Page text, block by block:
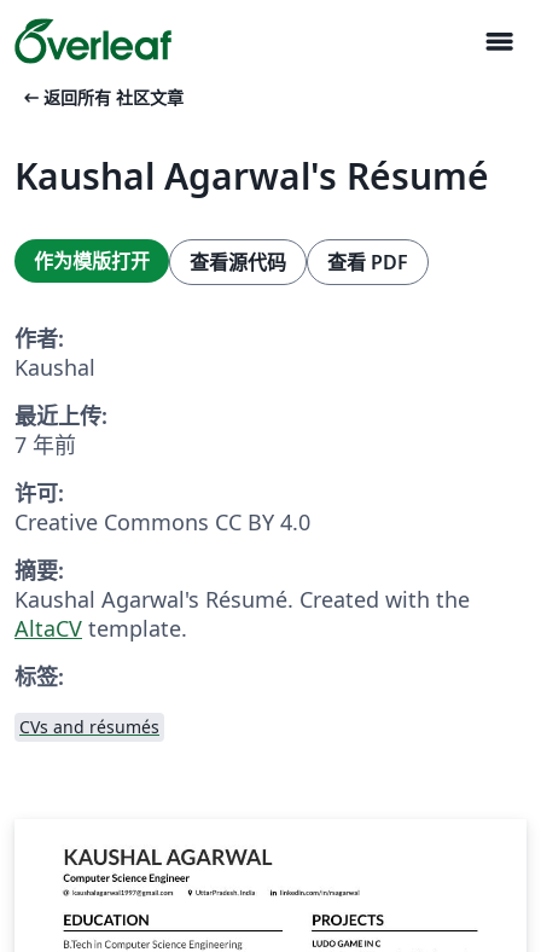
menu
arrow_left_alt 返回所有 社区文章
Kaushal Agarwal's Résumé
作为模版打开 查看源代码 查看 PDF
作者:
Kaushal
最近上传:
7 年前
许可:
Creative Commons CC BY 4.0
摘要:
Kaushal Agarwal's Résumé. Created with the
AltaCV template.
标签:
CVs and résumés